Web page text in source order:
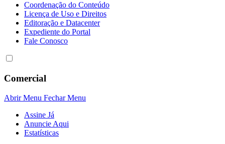
Coordenação do Conteúdo
Licença de Uso e Direitos
Editoração e Datacenter
Expediente do Portal
Fale Conosco
Comercial
Abrir Menu Fechar Menu
Assine Já
Anuncie Aqui
Estatísticas